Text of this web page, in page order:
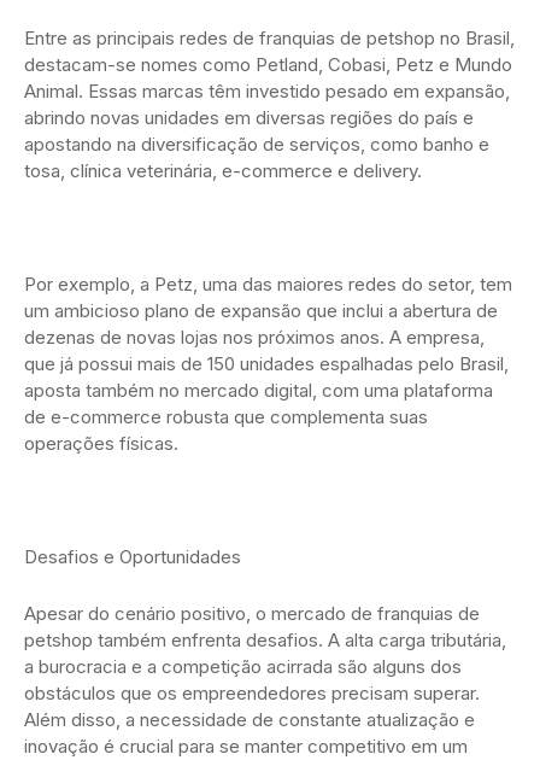
Entre as principais redes de franquias de petshop no Brasil,
destacam-se nomes como Petland, Cobasi, Petz e Mundo
Animal. Essas marcas têm investido pesado em expansão,
abrindo novas unidades em diversas regiões do país e
apostando na diversificação de serviços, como banho e
tosa, clínica veterinária, e-commerce e delivery.
Por exemplo, a Petz, uma das maiores redes do setor, tem
um ambicioso plano de expansão que inclui a abertura de
dezenas de novas lojas nos próximos anos. A empresa,
que já possui mais de 150 unidades espalhadas pelo Brasil,
aposta também no mercado digital, com uma plataforma
de e-commerce robusta que complementa suas
operações físicas.
Desafios e Oportunidades
Apesar do cenário positivo, o mercado de franquias de
petshop também enfrenta desafios. A alta carga tributária,
a burocracia e a competição acirrada são alguns dos
obstáculos que os empreendedores precisam superar.
Além disso, a necessidade de constante atualização e
inovação é crucial para se manter competitivo em um